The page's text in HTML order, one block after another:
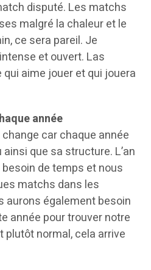
disputé. Les matchs
malgré la chaleur et le
ce sera pareil. Je
et ouvert. Las
aime jouer et qui jouera
année
car chaque année
ainsi que sa structure. L’an
de temps et nous
matchs dans les
aurons également besoin
année pour trouver notre
plutôt normal, cela arrive